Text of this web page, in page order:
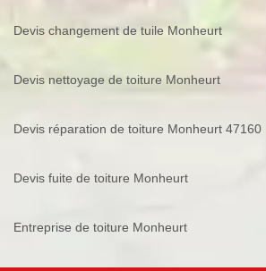
Devis changement de tuile Monheurt
Devis nettoyage de toiture Monheurt
Devis réparation de toiture Monheurt 47160
Devis fuite de toiture Monheurt
Entreprise de toiture Monheurt